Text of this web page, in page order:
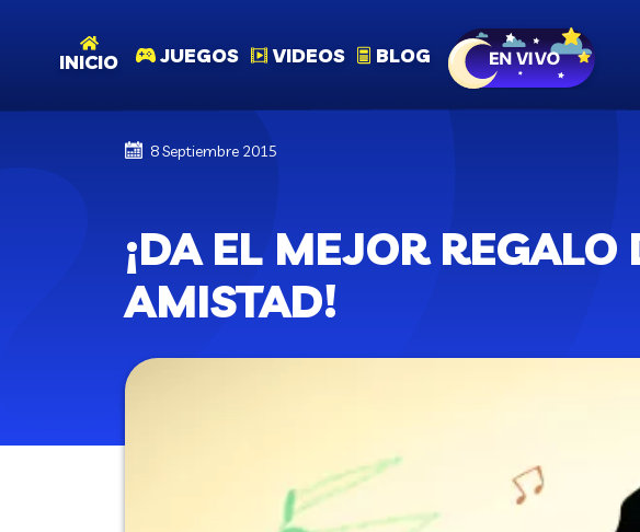
INICIO JUEGOS VIDEOS BLOG
8 Septiembre 2015
¡DA EL MEJOR REGALO
AMISTAD!